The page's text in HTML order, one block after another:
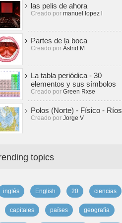
las pelis de ahora
Creado por manuel lopez l
Partes de la boca
Creado por Ástrid M
La tabla periódica - 30
elementos y sus símbolos
Creado por Green Rxse
Polos (Norte) - Físico - Ríos
Creado por Jorge V
topics
inglés English 20 ciencias
capitales países geografía